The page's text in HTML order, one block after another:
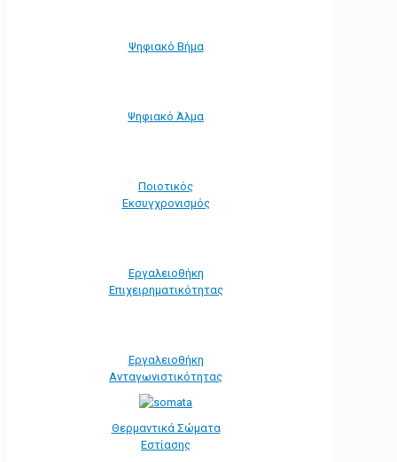
Ψηφιακό Βήμα
Ψηφιακό Άλμα
Ποιοτικός
Εκσυγχρονισμός
Εργαλειοθήκη
Eπιχειρηματικότητας
Εργαλειοθήκη
Ανταγωνιστικότητας
Θερμαντικά Σώματα
Εστίασης